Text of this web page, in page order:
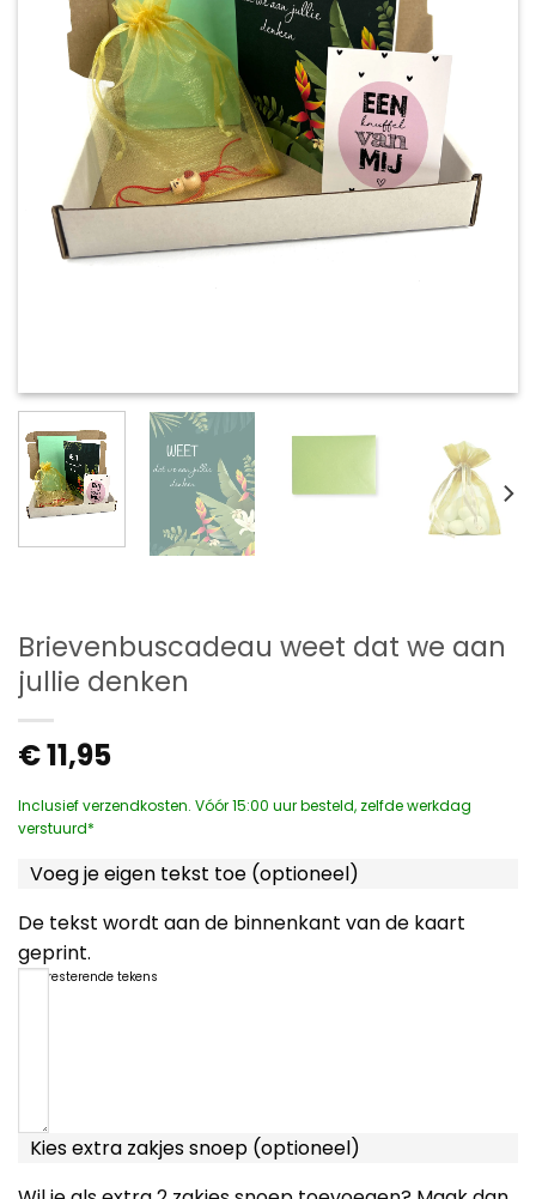
Brievenbuscadeau weet dat we aan
jullie denken
€11,95
Inclusief verzendkosten. Vóór 15:00 uur besteld, zelfde werkdag
verstuurd*
Voeg je eigen tekst toe (optioneel)
De tekst wordt aan de binnenkant van de kaart
geprint.
resterende tekens
Kies extra zakjes snoep (optioneel)